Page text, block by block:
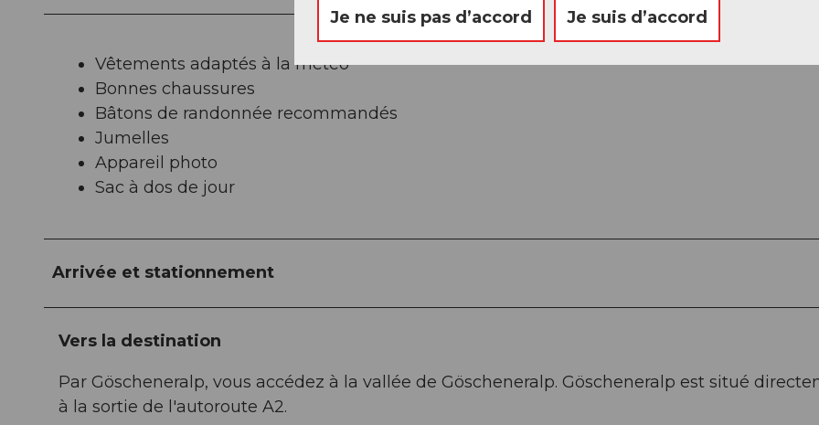
Vêtements adaptés à la météo
Bonnes chaussures
Bâtons de randonnée recommandés
Jumelles
Appareil photo
Sac à dos de jour
Arrivée et stationnement
Vers la destination
Par Göscheneralp, vous accédez à la vallée de Göscheneralp. Göscheneralp est situé
à la sortie de l'autoroute A2.
Je ne suis pas d’accord Je suis d’accord